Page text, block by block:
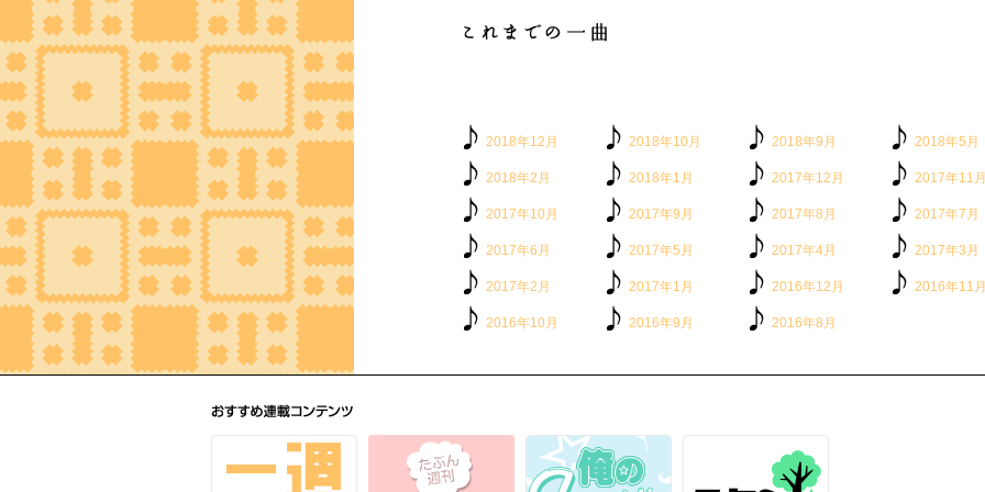
2018年12月 2018年10月 2018年9月 2018年5月
2018年2月 2018年1月 2017年12月 2017年11
2017年10月 2017年9月 2017年8月 2017年7月
2017年6月 2017年5月 2017年4月 2017年3月
2017年2月 2017年1月 2016年12月 2016年11
2016年10月 2016年9月 2016年8月